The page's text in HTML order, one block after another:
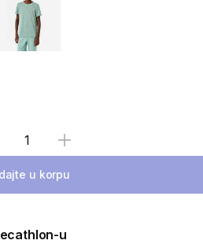
Izaberi količinu
u korpu
u